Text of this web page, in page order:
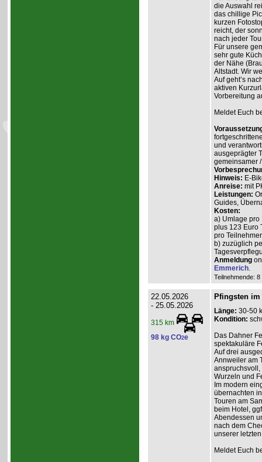
die Auswahl
das chillige
kurzen
reicht, der
nach jeder
Für unsere
sehr gute
der Nähe
Altstadt. Wir
Auf geht’s
aktiven
Vorbereitung
Meldet Euch
und
ausgeprägter
gemeinsamer
Hinweis: E-
Anreise: mit
Leistungen:
Guides,
Kosten:
a) Umlage pro
plus 123 Euro
pro
b) zuzüglich
Anmeldung
Emmerich.
Teilnehmende:
22.05.2026
- 25.05.2026
315 km
98 kg CO2e
Pfingsten im
Länge: 30-50
Kondition:
Das Dahner
spektakuläre
Auf drei
Annweiler am
Wurzeln und
Im modern
übernachten
Touren am
beim Hotel,
Abendessen
nach dem
unserer
Meldet Euch